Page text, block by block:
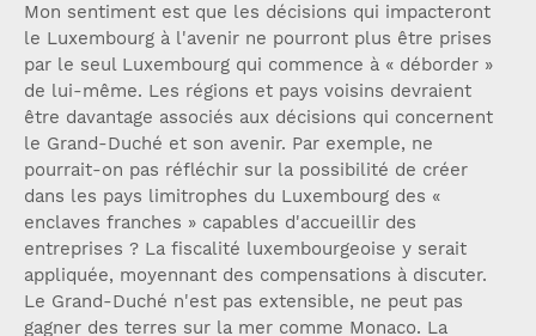
Mon sentiment est que les décisions qui impacteront
le Luxembourg à l'avenir ne pourront plus être prises
par le seul Luxembourg qui commence à « déborder »
de lui-même. Les régions et pays voisins devraient
être davantage associés aux décisions qui concernent
le Grand-Duché et son avenir. Par exemple, ne
pourrait-on pas réfléchir sur la possibilité de créer
dans les pays limitrophes du Luxembourg des «
enclaves franches » capables d'accueillir des
entreprises ? La fiscalité luxembourgeoise y serait
appliquée, moyennant des compensations à discuter.
Le Grand-Duché n'est pas extensible, ne peut pas
gagner des terres sur la mer comme Monaco. La